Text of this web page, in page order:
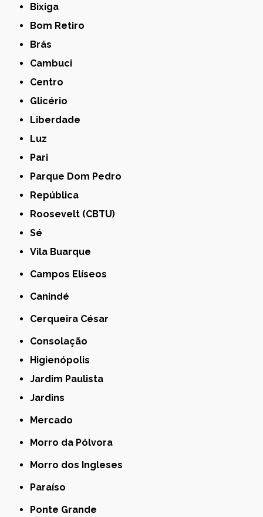
Bixiga
Bom Retiro
Brás
Cambuci
Centro
Glicério
Liberdade
Luz
Pari
Parque Dom Pedro
República
Roosevelt (CBTU)
Sé
Vila Buarque
Campos Elíseos
Canindé
Cerqueira César
Consolação
Higienópolis
Jardim Paulista
Jardins
Mercado
Morro da Pólvora
Morro dos Ingleses
Paraíso
Ponte Grande